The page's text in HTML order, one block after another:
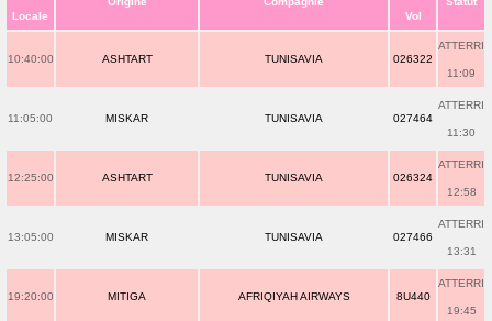
Locale Vol
10:40:00 ASHTART TUNISAVIA 026322
ATTERRI
11:09
11:05:00 MISKAR TUNISAVIA 027464
ATTERRI
11:30
12:25:00 ASHTART TUNISAVIA 026324
ATTERRI
12:58
13:05:00 MISKAR TUNISAVIA 027466
ATTERRI
13:31
19:20:00 MITIGA AFRIQIYAH AIRWAYS 8U440
ATTERRI
19:45